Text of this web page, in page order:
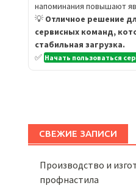
напоминания повышают
💡 Отличное решение
сервисных команд,
стабильная загрузка.
✅ Начать пользоваться
СВЕЖИЕ ЗАПИСИ
Производство и
профнастила